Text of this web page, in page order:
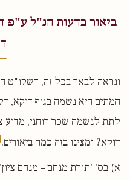
ביאור בדעות הנ"ל
ונראה לבאר בכל זה, דשקו"ט
המתים היא נשמה בגוף דוקא,
לתת לנשמה שכר רוחני,
דוקא? ומצינו בזה כמה ביאורים.